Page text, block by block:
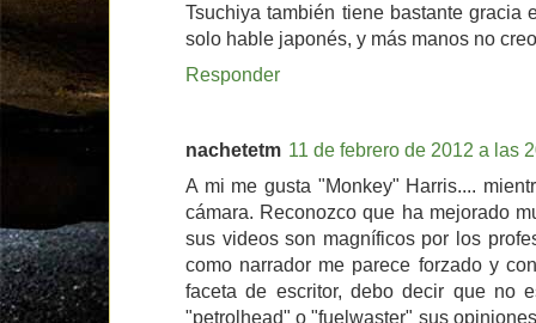
Tsuchiya también tiene bastante gracia
solo hable japonés, y más manos no
Responder
nachetetm 11 de febrero de 2012 a las
A mi me gusta "Monkey" Harris....
cámara. Reconozco que ha mejorado
sus videos son magníficos por los
como narrador me parece forzado y
faceta de escritor, debo decir que no
"petrolhead" o "fuelwaster" sus